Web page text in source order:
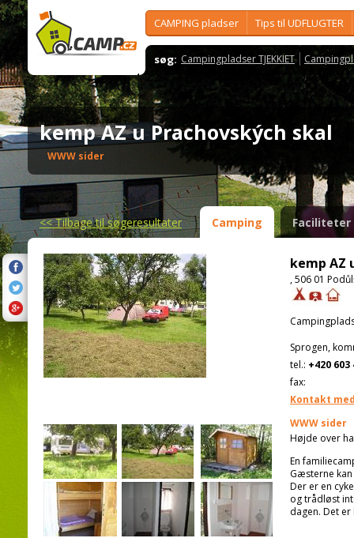
CAMPING pladser Tips til UDFLUGTER
søg: Campingpladser TJEKKIET
kemp AZ u Prachovských skal
WWW sider
<<Tilbage til søgeresultater Camping Faciliteter
kemp AZ
, 506 01
Sprogen,
tel.: +420 603
fax:
Kontakt
WWW sider
Højde over
En
Gæsterne
Der er en
og trådløst
dagen. Det